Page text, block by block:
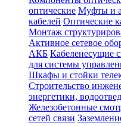
оптические Муфты и
кабелей Оптические
Монтаж
Активное сетевое
АКБ Кабеленесущие
для системы
Шкафы и стойки
Строительство
энергетики,
Железобетонные
сетей связи